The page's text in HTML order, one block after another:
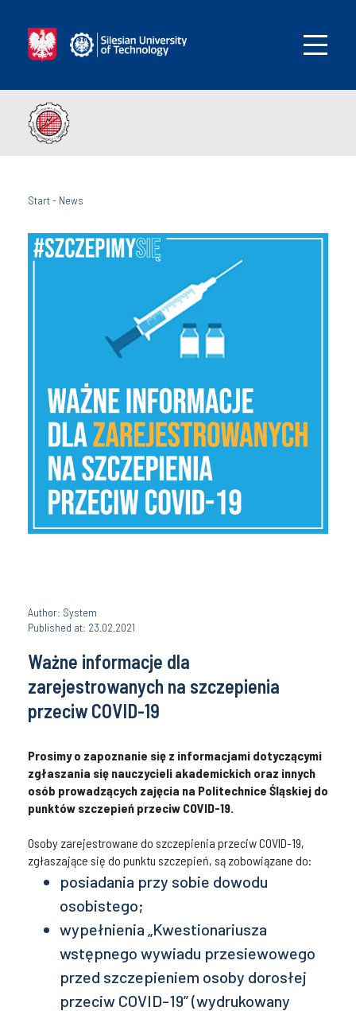
Start- News
Author: System
Published at: 23.02.2021
Ważne informacje dla
zarejestrowanych na szczepienia
przeciw COVID-19
Prosimy o zapoznanie się z informacjami dotyczącymi
zgłaszania się nauczycieli akademickich oraz innych
osób prowadzących zajęcia na Politechnice Śląskiej do
punktów szczepień przeciw COVID-19.
Osoby zarejestrowane do szczepienia przeciw COVID-19,
zgłaszające się do punktu szczepień, są zobowiązane do:
posiadania przy sobie dowodu
osobistego;
wypełnienia „Kwestionariusza
wstępnego wywiadu przesiewowego
przed szczepieniem osoby dorosłej
przeciw COVID-19” (wydrukowany